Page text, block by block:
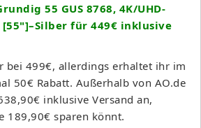
55 GUS 8768, 4K/UHD-
[55"]–Silber für 449€ inklusive
bei 499€, allerdings erhaltet ihr im
50€ Rabatt. Außerhalb von AO.de
inklusive Versand an,
189,90€ sparen könnt.